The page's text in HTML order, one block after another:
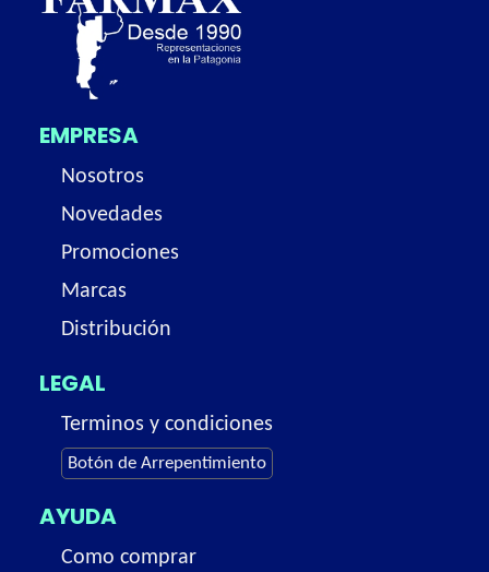
EMPRESA
Nosotros
Novedades
Promociones
Marcas
Distribución
LEGAL
Terminos y condiciones
Botón de Arrepentimiento
AYUDA
Como comprar